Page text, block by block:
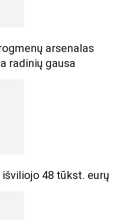
arsenalas
radinių gausa
48 tūkst. eurų